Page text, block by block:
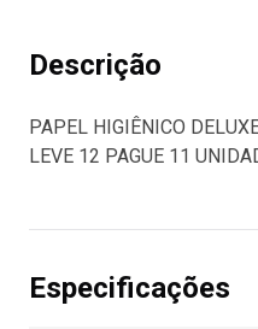
Descrição
PAPEL HIGIÊNICO
LEVE 12 PAGUE 11
Especificações